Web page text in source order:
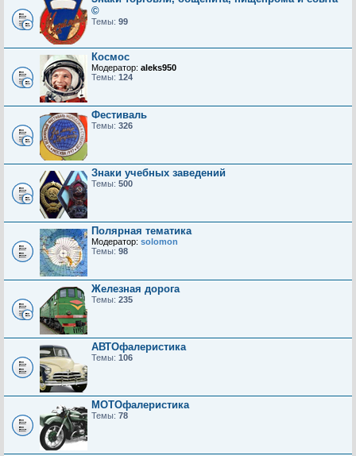
©
Темы: 99
Космос
Модератор: aleks950
Темы: 124
Фестиваль
Темы: 326
Знаки учебных заведений
Темы: 500
Полярная тематика
Модератор: solomon
Темы: 98
Железная дорога
Темы: 235
АВТОфалеристика
Темы: 106
МОТОфалеристика
Темы: 78